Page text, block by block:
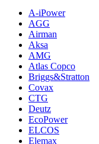
A-iPower
AGG
Airman
Aksa
AMG
Atlas Copco
Briggs&Stratton
Covax
CTG
Deutz
EcoPower
ELCOS
Elemax